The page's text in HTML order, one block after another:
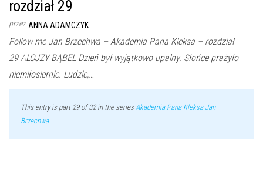
rozdział 29
przez ANNA ADAMCZYK
Follow me Jan Brzechwa – Akademia Pana Kleksa – rozdział
29 ALOJZY BĄBEL Dzień był wyjątkowo upalny. Słońce prażyło
niemiłosiernie. Ludzie,…
This entry is part 29 of 32 in the series Akademia Pana Kleksa Jan
Brzechwa